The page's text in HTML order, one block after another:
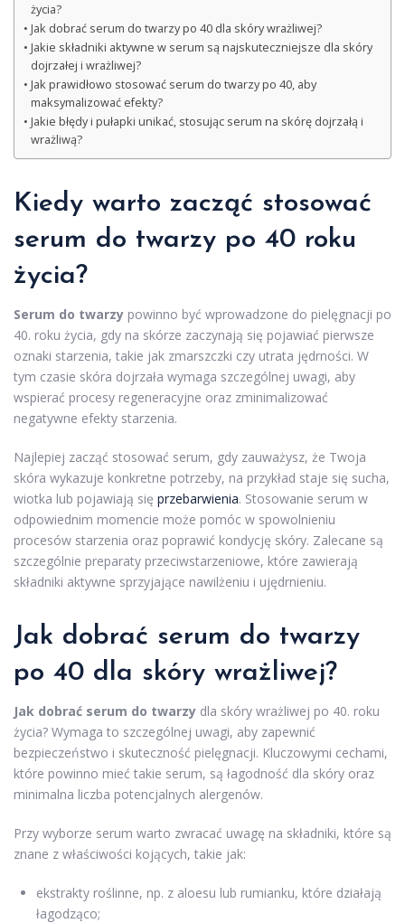
życia?
Jak dobrać serum do twarzy po 40 dla skóry wrażliwej?
Jakie składniki aktywne w serum są najskuteczniejsze dla skóry
dojrzałej i wrażliwej?
Jak prawidłowo stosować serum do twarzy po 40, aby
maksymalizować efekty?
Jakie błędy i pułapki unikać, stosując serum na skórę dojrzałą i
wrażliwą?
Kiedy warto zacząć stosować
serum do twarzy po 40 roku
życia?
Serum do twarzy powinno być wprowadzone do pielęgnacji po
40. roku życia, gdy na skórze zaczynają się pojawiać pierwsze
oznaki starzenia, takie jak zmarszczki czy utrata jędrności. W
tym czasie skóra dojrzała wymaga szczególnej uwagi, aby
wspierać procesy regeneracyjne oraz zminimalizować
negatywne efekty starzenia.
Najlepiej zacząć stosować serum, gdy zauważysz, że Twoja
skóra wykazuje konkretne potrzeby, na przykład staje się sucha,
wiotka lub pojawiają się przebarwienia. Stosowanie serum w
odpowiednim momencie może pomóc w spowolnieniu
procesów starzenia oraz poprawić kondycję skóry. Zalecane są
szczególnie preparaty przeciwstarzeniowe, które zawierają
składniki aktywne sprzyjające nawilżeniu i ujędrnieniu.
Jak dobrać serum do twarzy
po 40 dla skóry wrażliwej?
Jak dobrać serum do twarzy dla skóry wrażliwej po 40. roku
życia? Wymaga to szczególnej uwagi, aby zapewnić
bezpieczeństwo i skuteczność pielęgnacji. Kluczowymi cechami,
które powinno mieć takie serum, są łagodność dla skóry oraz
minimalna liczba potencjalnych alergenów.
Przy wyborze serum warto zwracać uwagę na składniki, które są
znane z właściwości kojących, takie jak:
ekstrakty roślinne, np. z aloesu lub rumianku, które działają
łagodząco;